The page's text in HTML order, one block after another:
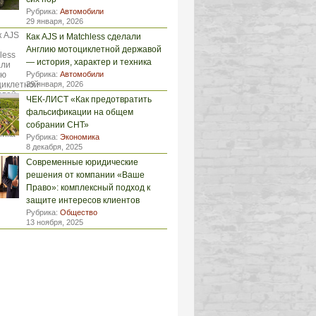
Рубрика: Автомобили
29 января, 2026
Как AJS и Matchless сделали
Англию мотоциклетной державой
— история, характер и техника
Рубрика: Автомобили
29 января, 2026
ЧЕК-ЛИСТ «Как предотвратить
фальсификации на общем
собрании СНТ»
Рубрика: Экономика
8 декабря, 2025
Современные юридические
решения от компании «Ваше
Право»: комплексный подход к
защите интересов клиентов
Рубрика: Общество
13 ноября, 2025